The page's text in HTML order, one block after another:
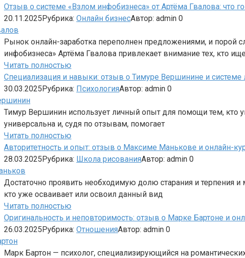
Отзыв о системе «Взлом инфобизнеса» от Артёма Гвалова: что
20.11.2025Рубрика: Онлайн бизнесАвтор: admin 0
Рынок онлайн-заработка переполнен предложениями, и порой
инфобизнеса» Артёма Гвалова привлекает внимание тех, кто
Читать полностью
Специализация и навыки: отзыв о Тимуре Вершинине и системе
30.03.2025Рубрика: ПсихологияАвтор: admin 0
Тимур Вершинин использует личный опыт для помощи тем, кто
универсальна и, судя по отзывам, помогает
Читать полностью
Авторитетность и опыт: отзыв о Максиме Манькове и онлайн-
28.03.2025Рубрика: Школа рисованияАвтор: admin 0
Достаточно проявить необходимую долю старания и терпения
кто уже осваивает или освоил данный вид
Читать полностью
Оригинальность и неповторимость: отзыв о Марке Бартоне и
26.03.2025Рубрика: ОтношенияАвтор: admin 0
Марк Бартон — психолог, специализирующийся на